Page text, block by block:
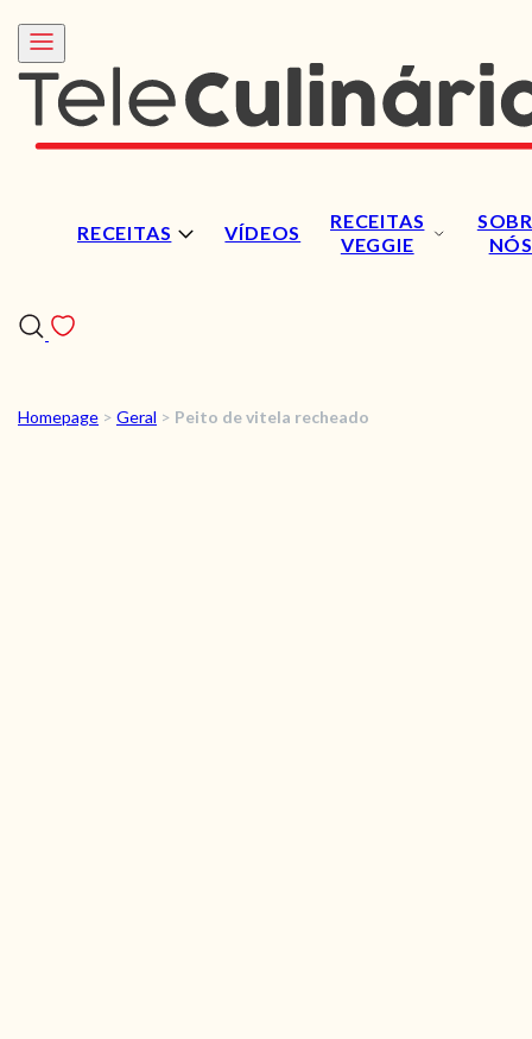
RECEITAS VÍDEOS
RECEITAS
VEGGIE
NÓS
RECEITAS
Homepage > Geral > Peito de vitela recheado